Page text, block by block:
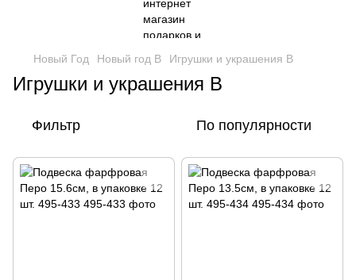
Новый Год Новый год В Игрушки и украшения B
Игрушки и украшения B
Фильтр По популярности